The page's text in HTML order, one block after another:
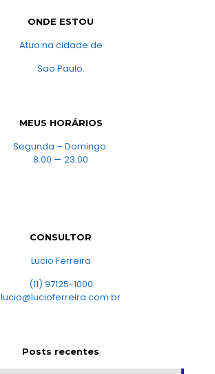
ONDE ESTOU
Atuo na cidade de
Sao Paulo.
MEUS HORÁRIOS
Segunda – Domingo:
8:00 — 23:00
CONSULTOR
Lucio Ferreira
(11) 97125-1000
lucio@lucioferreira.com.br
Posts recentes